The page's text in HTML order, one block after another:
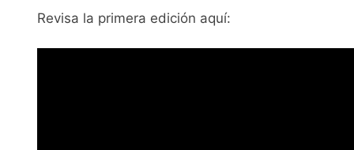
Revisa la primera edición aquí: